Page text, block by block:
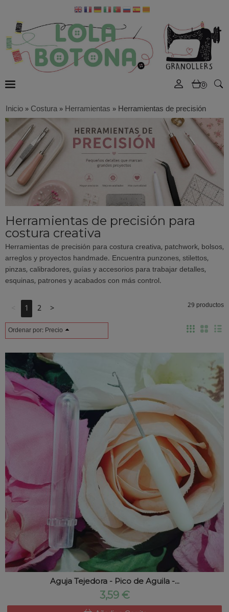
0
Inicio»Costura»Herramientas »Herramientas de precisión
Herramientas de precisión para
costura creativa
Herramientas de precisión para costura creativa, patchwork, bolsos,
arreglos y proyectos handmade. Encuentra punzones, stilettos,
pinzas, calibradores, guías y accesorios para trabajar detalles,
esquinas, patrones y acabados con más control.
1 2 > 29 productos
Ordenar por: Precio
Aguja Tejedora - Pico de Aguila -...
3,59 €